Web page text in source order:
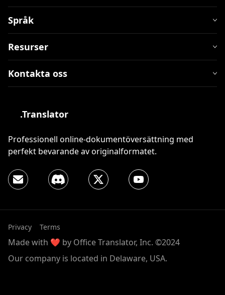
Språk
Resurser
Kontakta oss
.Translator
Professionell online-dokumentöversättning med
perfekt bevarande av originalformatet.
Privacy Terms
Made with ❤️ by Office Translator, Inc. ©2024
Our company is located in Delaware, USA.